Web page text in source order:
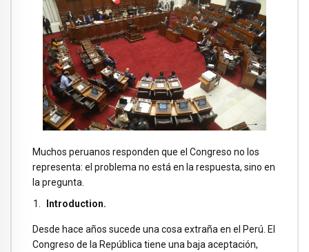
Muchos peruanos responden que el Congreso no los
representa: el problema no está en la respuesta, sino en
la pregunta.
Introduction.
Desde hace años sucede una cosa extraña en el Perú. El
Congreso de la República tiene una baja aceptación,